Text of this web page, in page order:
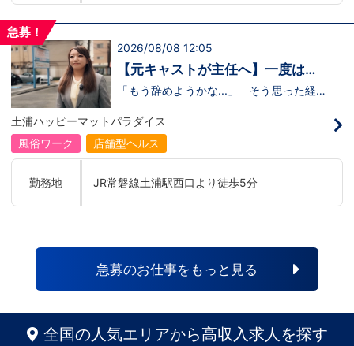
できたポイント、将来の展望までリアルに
↓https://youtu.be/UY9DxQ22NBA
急募！
2026/08/08 12:05
【元キャストが主任へ】一度は退
職を考えた3年目スタッフの転機
「もう辞めようかな...」 そう思った経験
す。 今回の動画では、土浦店所属・森田
主任にインタビュー。元キャストの彼女
が、入社してから挫折を経験しながら
も 主任へと成長した背景 には、意外に
た。 当グループを選んだ理由、印象に残
っているエピソード、そして意外な趣味ま
で。森田主任の飾らない人柄が垣間見える
↓ https://www.youtube.com/watch?
土浦ハッピーマットパラダイス
風俗ワーク
店舗型ヘルス
勤務地 JR常磐線土浦駅西口より徒歩5分
急募のお仕事をもっと見る
全国の人気エリアから高収入求人を探す